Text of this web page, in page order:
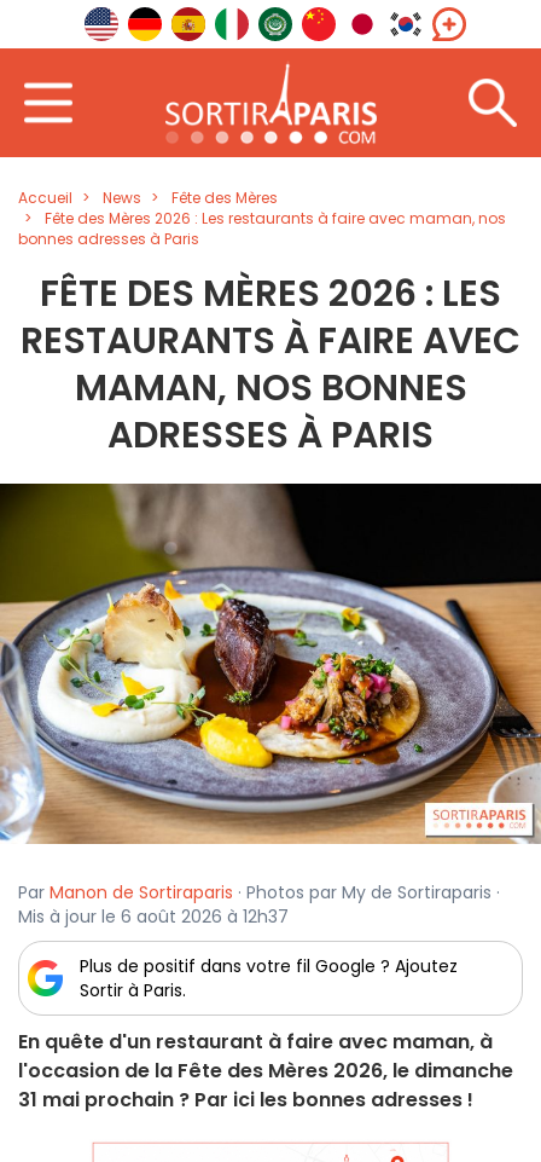
Accueil News
Fête des Mères
Fête des Mères 2026 : Les restaurants à faire avec maman, nos
bonnes adresses à Paris
FÊTE DES MÈRES 2026 : LES
RESTAURANTS À FAIRE AVEC
MAMAN, NOS BONNES
ADRESSES À PARIS
Par Manon de Sortiraparis · Photos par My de Sortiraparis ·
Mis à jour le 6 août 2026 à 12h37
Plus de positif dans votre fil Google ? Ajoutez
Sortir à Paris.
En quête d'un restaurant à faire avec maman, à
l'occasion de la Fête des Mères 2026, le dimanche
31 mai prochain ? Par ici les bonnes adresses !